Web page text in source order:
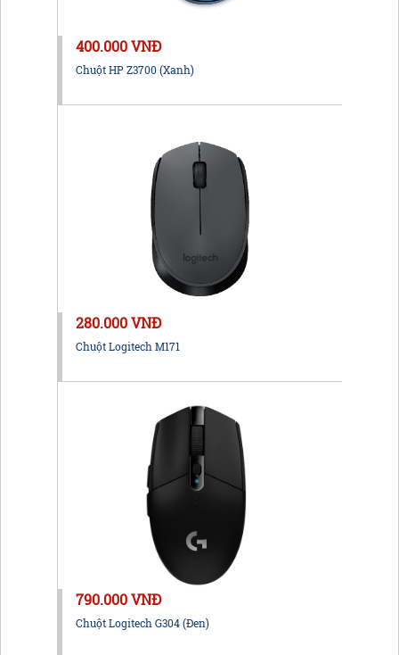
400.000 VNĐ
Chuột HP Z3700 (Xanh)
280.000 VNĐ
Chuột Logitech M171
790.000 VNĐ
Chuột Logitech G304 (Đen)